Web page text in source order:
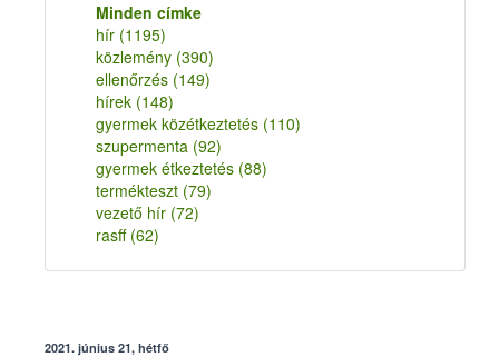
Minden címke
hír (1195)
közlemény (390)
ellenőrzés (149)
hírek (148)
gyermek közétkeztetés (110)
szupermenta (92)
gyermek étkeztetés (88)
termékteszt (79)
vezető hír (72)
rasff (62)
2021. június 21, hétfő